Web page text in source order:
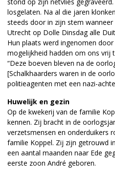
losgelaten. Na al die jaren
steeds door in zijn stem
Utrecht op Dolle Dinsdag alle
Hun plaats werd ingenomen
mogelijkheid hadden om ons vrij
“Deze boeven bleven na de
[Schalkhaarders waren in de
politieagenten met een nazi-
Huwelijk en gezin
Op de kwekerij van de familie
kennen. Zij bracht in de
verzetsmensen en onderduikers
familie Koppel. Zij zijn getrouwd
een aantal maanden naar Ede
eerste zoon André geboren.